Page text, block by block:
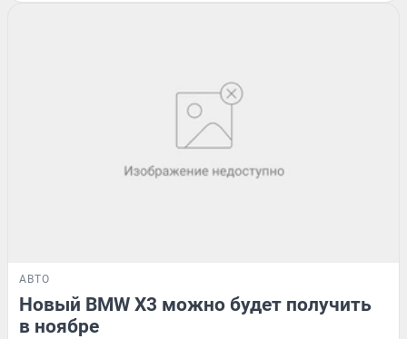
АВТО
Новый BMW X3 можно будет получить
в ноябре